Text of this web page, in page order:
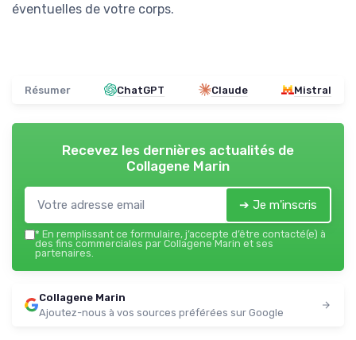
éventuelles de votre corps.
Résumer ChatGPT Claude Mistral
Recevez les dernières actualités de
Collagene Marin
➔ Je m'inscris
* En remplissant ce formulaire, j’accepte d’être contacté(e) à
des fins commerciales par Collagene Marin et ses
partenaires.
Collagene Marin
Ajoutez-nous à vos sources préférées sur Google